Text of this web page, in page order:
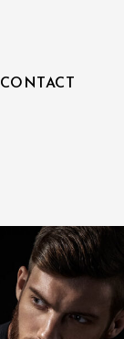
CONTACT